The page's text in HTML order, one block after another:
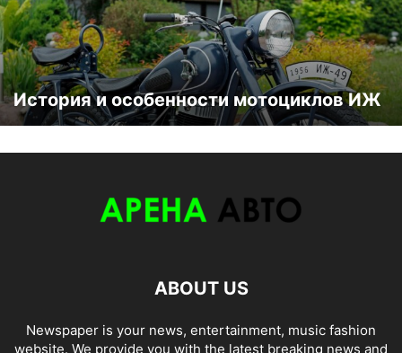
История и особенности мотоциклов ИЖ
ABOUT US
Newspaper is your news, entertainment, music fashion
website. We provide you with the latest breaking news and